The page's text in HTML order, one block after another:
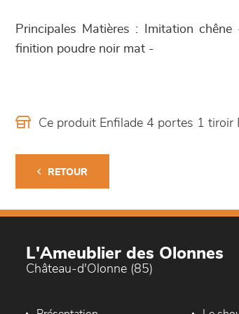
Principales Matières : Imitation
finition poudre noir mat -
Ce produit Enfilade 4 portes 1 tiroir
RETOUR
L'Ameublier des Olonnes
Château-d'Olonne (85)